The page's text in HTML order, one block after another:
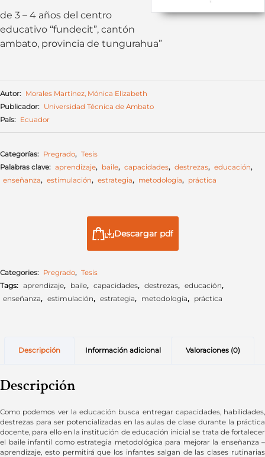
de 3 – 4 años del centro
educativo “fundecit”, cantón
ambato, provincia de tungurahua”
Autor: Morales Martínez, Mónica Elizabeth
Publicador: Universidad Técnica de Ambato
País: Ecuador
Categorías: Pregrado, Tesis
Palabras clave: aprendizaje, baile, capacidades, destrezas, educación,
enseñanza, estimulación, estrategia, metodología, práctica
Descargar pdf
Categories: Pregrado, Tesis
Tags: aprendizaje, baile, capacidades, destrezas, educación,
enseñanza, estimulación, estrategia, metodología, práctica
Descripción Información adicional Valoraciones (0)
Descripción
Como podemos ver la educación busca entregar capacidades, habilidades,
destrezas para ser potencializadas en las aulas de clase durante la práctica
docente, para ello en la institución de educación inicial se trata de fortalecer
el baile infantil como estrategia metodológica para mejorar la enseñanza –
aprendizaje, esto permitirá que los infantes salgan de las clases rutinarias